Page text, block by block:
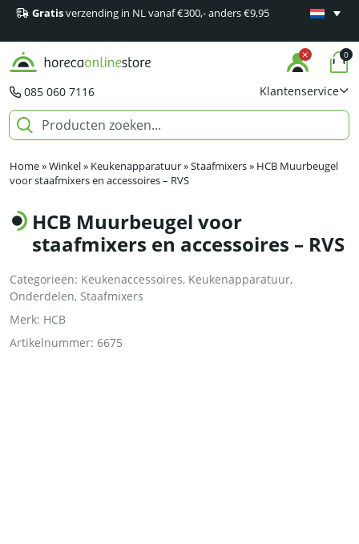
Gratisverzending in NL vanaf €300,- anders €9,95
Minimaal
085 060 7116 Klantenservice
0
Home»Winkel» Keukenapparatuur»Staafmixers» HCB Muurbeugel
voor staafmixers en accessoires – RVS
HCB Muurbeugel voor
staafmixers en accessoires – RVS
Categorieën: Keukenaccessoires, Keukenapparatuur,
Onderdelen, Staafmixers
Merk: HCB
Artikelnummer: 6675